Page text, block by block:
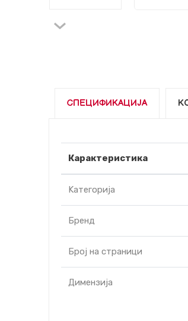
СПЕЦИФИКАЦИЈА
Карактеристика
Kатегорија
Бренд
Број на страници
Димензија